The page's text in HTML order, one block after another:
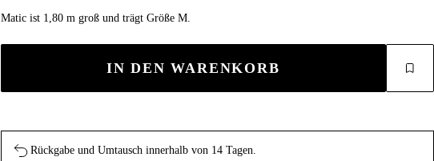
Matic ist 1,80 m groß und trägt Größe M.
IN DEN WARENKORB
Rückgabe und Umtausch innerhalb von 14 Tagen.